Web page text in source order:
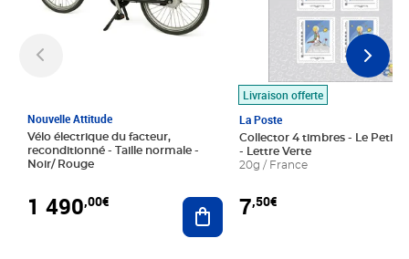
Nouvelle Attitude
Vélo électrique du facteur,
reconditionné - Taille normale -
Noir/ Rouge
1 490,00€ Ajouter au panier
Livraison offerte
La Poste
Collector 4 timbres - Le Petit
- Lettre Verte
20g / France
7,50€